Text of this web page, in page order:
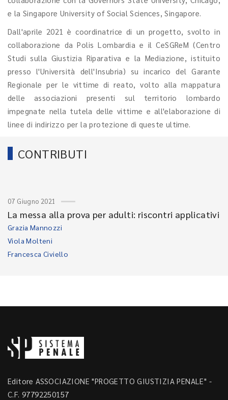
e la Singapore University of Social Sciences, Singapore.
Dall'aprile 2021 è coordinatrice di un progetto, svolto in
collaborazione da Polis Lombardia e il CeSGReM (Centro
Studi sulla Giustizia Riparativa e la Mediazione, istituito
presso l'Università dell'Insubria) su incarico del Garante
Regionale per le vittime di reato, volto alla mappatura
delle associazioni presenti sul territorio lombardo
impegnate nella tutela delle vittime e all'elaborazione di
linee di indirizzo per la protezione di queste ultime.
CONTRIBUTI
07 Giugno 2021
La messa alla prova per adulti: riscontri applicativi
Grazia Mannozzi
Viola Molteni
Francesca Civiello
Editore ASSOCIAZIONE "PROGETTO GIUSTIZIA PENALE" -
C.F. 97792250157